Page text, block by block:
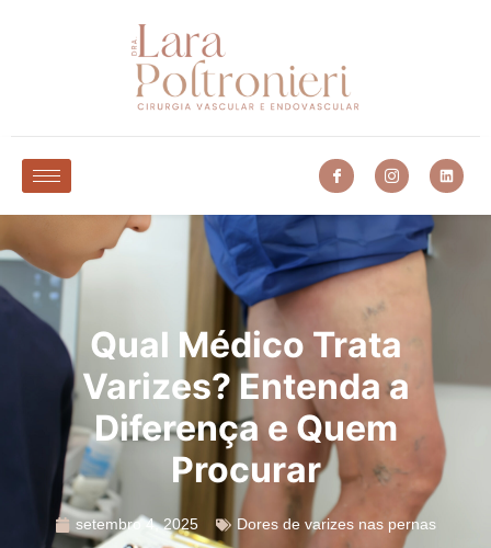
Qual Médico Trata
Varizes? Entenda a
Diferença e Quem
Procurar
setembro 4, 2025 Dores de varizes nas pernas